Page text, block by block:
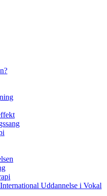
Uddannelse i Vokal